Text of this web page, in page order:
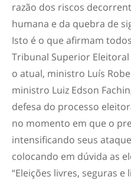
razão dos riscos
humana e da quebra de
Isto é o que afirmam
Tribunal Superior Eleitoral
o atual, ministro Luís
ministro Luiz Edson
defesa do processo
no momento em que o
intensificando seus
colocando em dúvida as
“Eleições livres, seguras